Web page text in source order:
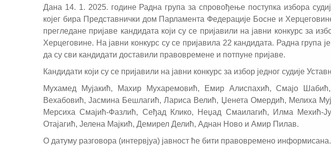
Дана 14. 1. 2025. године Радна група за спровођење поступка избора
којег бира Представнички дом Парламента Федерације Босне и
прегледане пријаве кандидата који су се пријавили на јавни конкурс за
Херцеговине. На јавни конкурс су се пријавила 22 кандидата. Радна група
да су сви кандидати доставили правовремене и потпуне пријаве.
Кандидати који су се пријавили на јавни конкурс за избор једног судије
Мухамед Мујакић, Махир Мухаремовић, Емир Алиспахић, Смајо
Вехабовић, Јасмина Бешлагић, Лариса Велић, Џенета Омердић, Мелиха
Мерсиха Смајић-Фазлић, Сеђад Клико, Неџад Смаилагић, Илма Мехић-
Отајагић, Јелена Мајкић, Демирел Делић, Аднан Ново и Амир Пилав.
О датуму разговора (интервјуа) јавност ће бити правовремено информисана.